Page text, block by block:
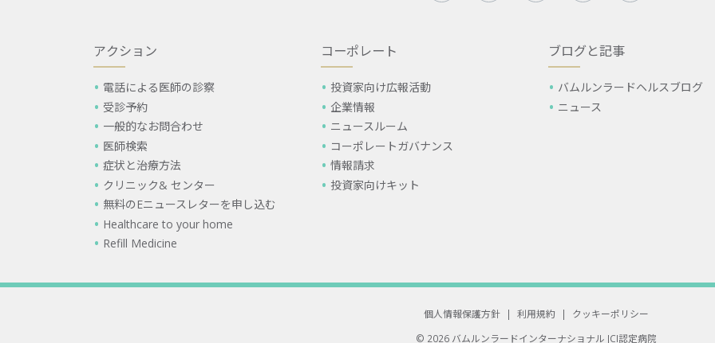
アクション
電話による医師の診察
受診予約
一般的なお問合わせ
医師検索
症状と治療方法
クリニック& センター
無料のEニュースレターを申し込む
Healthcare to your home
Refill Medicine
コーポレート
投資家向け広報活動
企業情報
ニュースルーム
コーポレートガバナンス
情報請求
投資家向けキット
ブログと記事
バムルンラードヘルスブログ
ニュース
個人情報保護方針 | 利用規約 |
クッキーポリシー
© 2026 バムルンラードインターナショナル JCI認定病院